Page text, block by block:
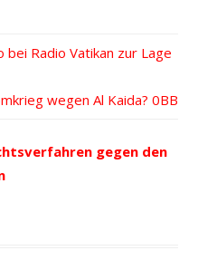
bei Radio Vatikan zur Lage
wegen Al Kaida?
gegen den